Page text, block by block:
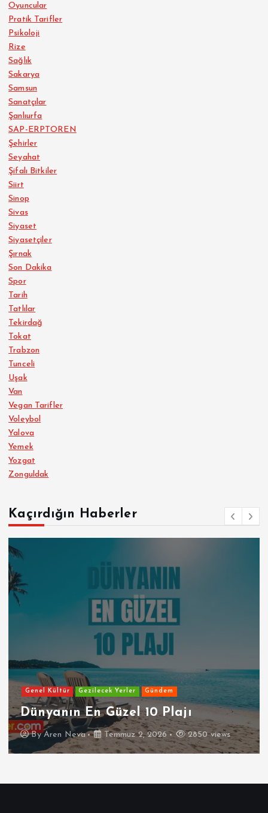
Oyuncular
Pratik Tarifler
Psikoloji
Rize
Sağlık
Sakarya
Samsun
Sanatçılar
Şanlıurfa
SAP-ERPTOREN
Şehirler
Seyahat
Şifalı Bitkiler
Siirt
Sinop
Sivas
Siyaset
Siyasetçiler
Şırnak
Son Dakika
Spor
Tarih
Tatlılar
Tekirdağ
Tokat
Trabzon
Tunceli
Uşak
Van
Vegan Tarifler
Voleybol
Yalova
Yemek
Yozgat
Zonguldak
Kaçırdığın Haberler
Genel Kültür Gezilecek Yerler Gündem
Dünyanın En Güzel 10 Plajı
ByAren Neva Temmuz 2, 2026 2850 views